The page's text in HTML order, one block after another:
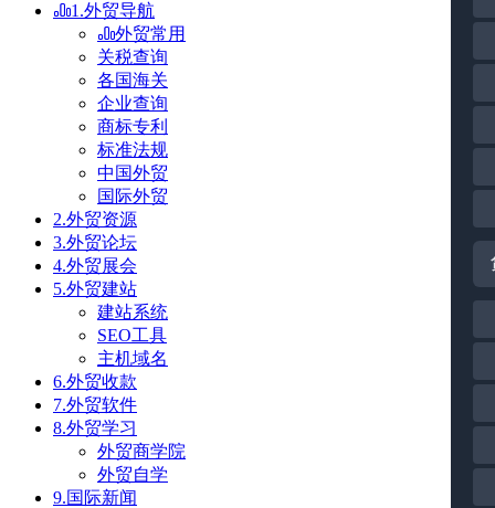
1.外贸导航
外贸常用
关税查询
各国海关
企业查询
商标专利
标准法规
中国外贸
国际外贸
2.外贸资源
3.外贸论坛
4.外贸展会
5.外贸建站
建站系统
SEO工具
主机域名
6.外贸收款
7.外贸软件
8.外贸学习
外贸商学院
外贸自学
9.国际新闻